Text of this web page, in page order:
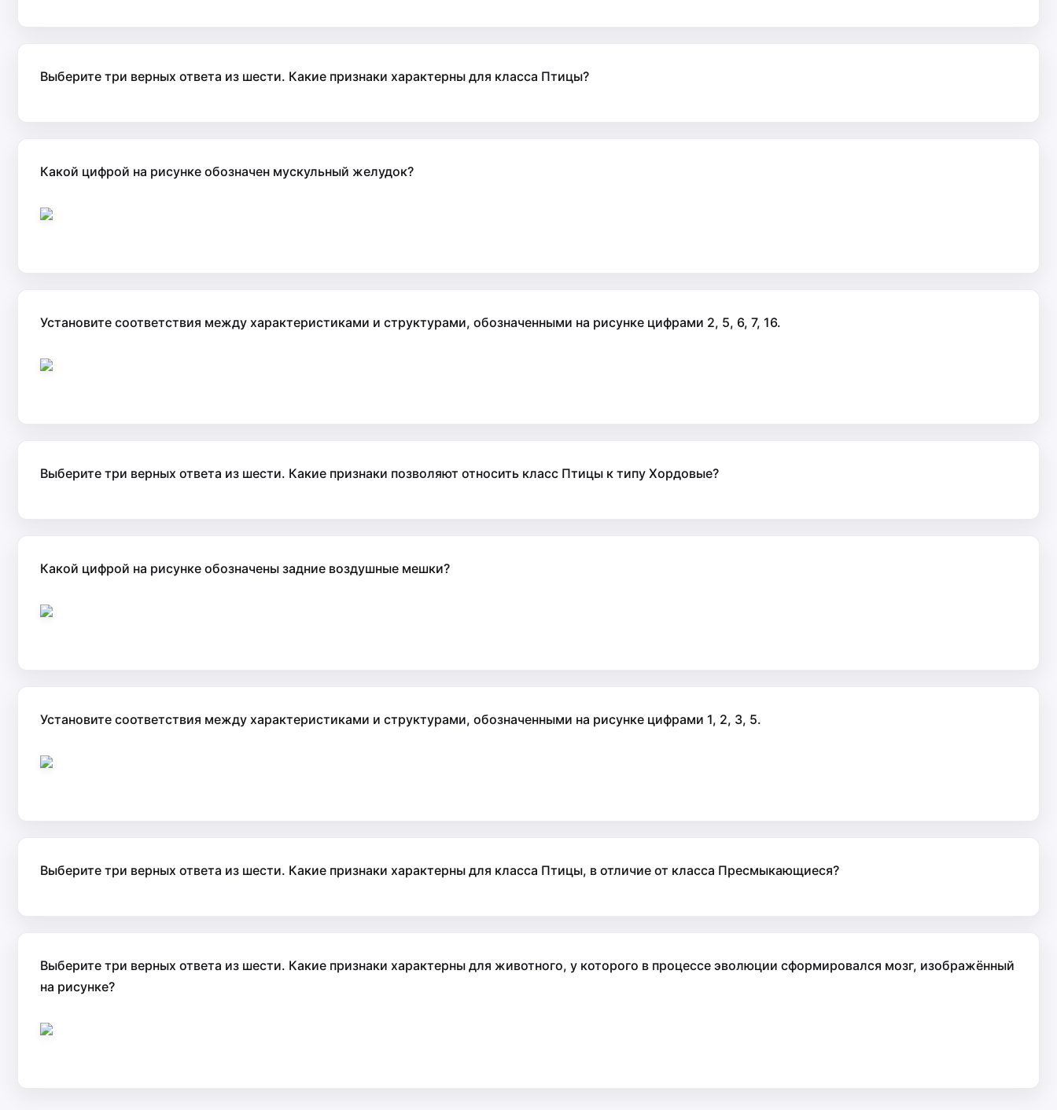
Выберите три верных ответа из шести. Какие признаки характерны для класса Птицы?
Какой цифрой на рисунке обозначен мускульный желудок?
Установите соответствия между характеристиками и структурами, обозначенными на рисунке цифрами 2, 5, 6, 7, 16.
Выберите три верных ответа из шести. Какие признаки позволяют относить класс Птицы к типу Хордовые?
Какой цифрой на рисунке обозначены задние воздушные мешки?
Установите соответствия между характеристиками и структурами, обозначенными на рисунке цифрами 1, 2, 3, 5.
Выберите три верных ответа из шести. Какие признаки характерны для класса Птицы, в отличие от класса Пресмыкающиеся?
Выберите три верных ответа из шести. Какие признаки характерны для животного, у которого в процессе эволюции сформировался мозг, изображённый
на рисунке?